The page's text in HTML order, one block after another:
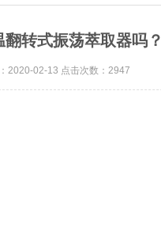
转式振荡萃取器吗？
2020-02-13 点击次数：2947